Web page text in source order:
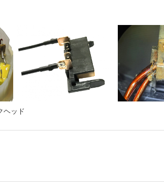
ヘッド